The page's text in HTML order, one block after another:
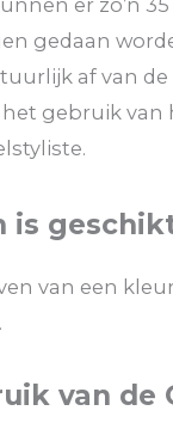
er zo’n 35
gedaan
af van de
gebruik van
is
van een
van de